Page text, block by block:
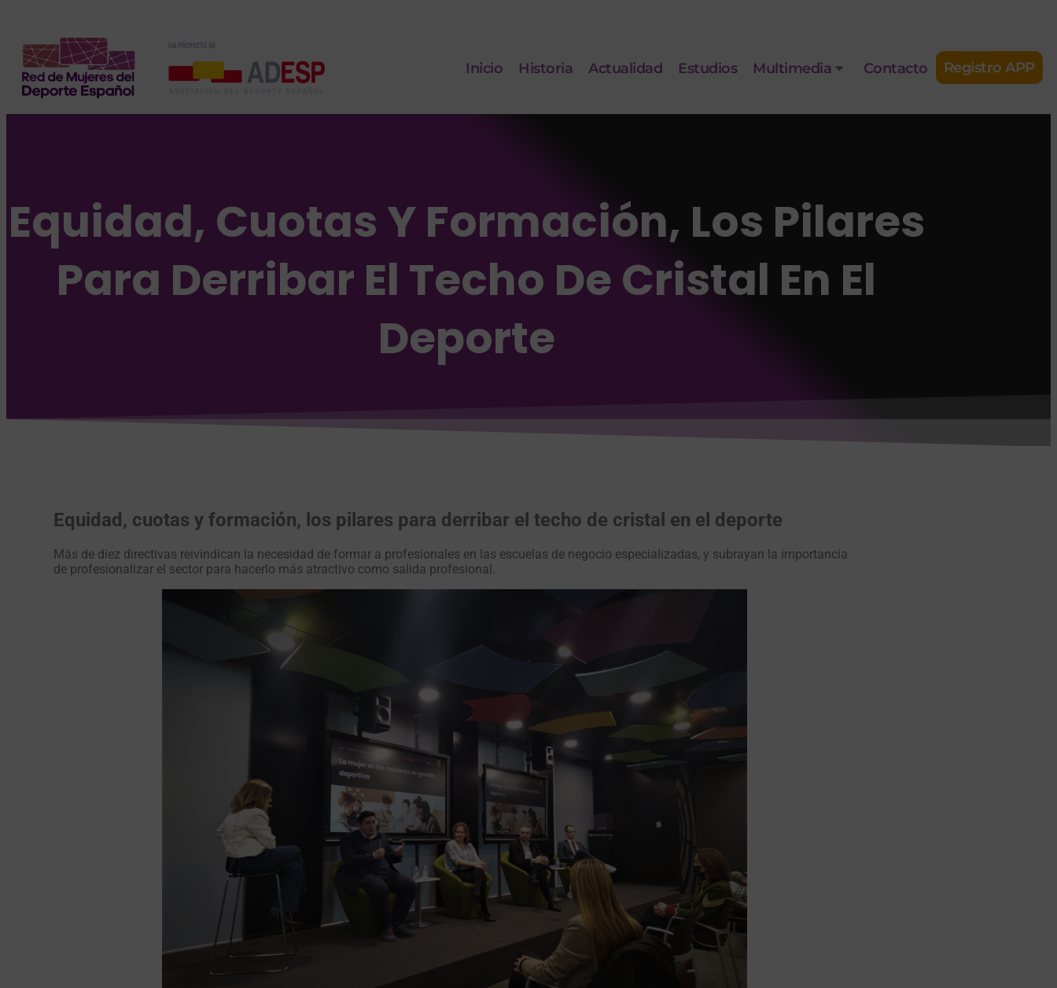
Inicio Historia Actualidad Estudios Multimedia Contacto Registro APP
Equidad, Cuotas Y Formación, Los Pilares
Para Derribar El Techo De Cristal En El
Deporte
Equidad, cuotas y formación, los pilares para derribar el techo de cristal en el deporte
Más de diez directivas reivindican la necesidad de formar a profesionales en las escuelas de negocio especializadas, y subrayan la importancia
de profesionalizar el sector para hacerlo más atractivo como salida profesional.